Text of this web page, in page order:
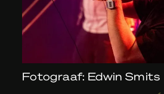
Fotograaf: Edwin Smits